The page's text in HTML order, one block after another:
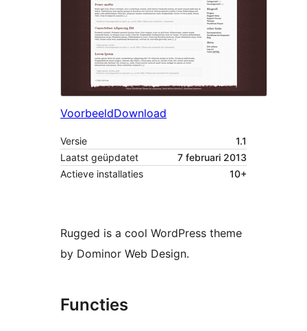
VoorbeeldDownload
Versie
1.1
Laatst geüpdatet
7 februari 2013
Actieve installaties
10+
Rugged is a cool WordPress theme
by Dominor Web Design.
Functies